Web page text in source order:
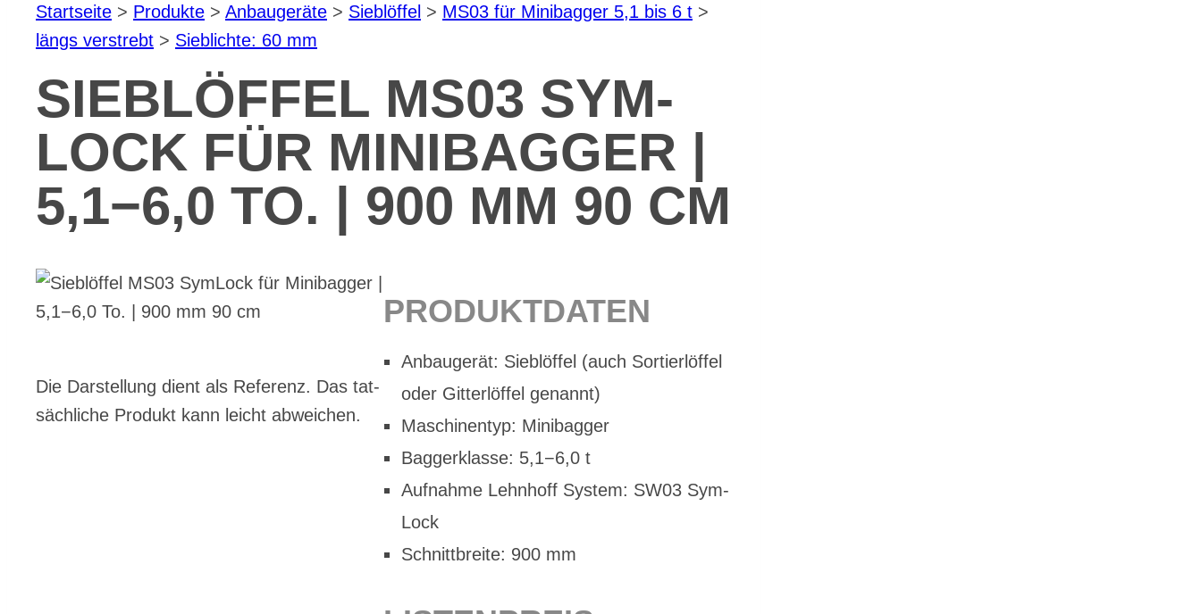
Start­sei­te > Pro­duk­te > An­bau­ge­rä­te > Sieb­löf­fel > MS03 für Mi­ni­bag­ger 5,1 bis 6 t >
längs ver­strebt > Sieb­lich­te: 60 mm
SIEB­LÖF­FEL MS03 SYM­
LOCK FÜR MI­NI­BAG­GER |
5,1−6,0 TO. | 900 MM 90 CM
Die Dar­stel­lung dient als Re­fe­renz. Das tat­
säch­li­che Pro­dukt kann leicht ab­wei­chen.
PRO­DUKT­DA­TEN
An­bau­ge­rät: Sieb­löf­fel (auch Sor­tier­löf­fel
oder Git­ter­löf­fel ge­nannt)
Ma­schi­nen­typ: Mi­ni­bag­ger
Bag­ger­klas­se: 5,1−6,0 t
Auf­nah­me Lehn­hoff Sys­tem: SW03 Sym­
Lock
Schnitt­brei­te: 900 mm